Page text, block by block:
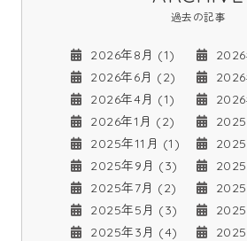
過去の記事
2026年8月 (1)
2026年6月 (2)
2026年4月 (1)
2026年1月 (2)
2025年11月 (1)
2025年9月 (3)
2025年7月 (2)
2025年5月 (3)
2025年3月 (4)